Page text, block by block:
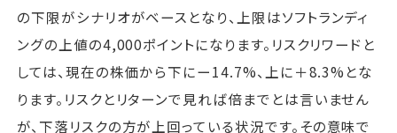
の下限がシナリオがベースとなり、上限はソフトランディ
ングの上値の4,000ポイントになります。リスクリワードと
しては、現在の株価から下にー14.7%、上に＋8.3%とな
ります。リスクとリターンで見れば倍までとは言いません
が、下落リスクの方が上回っている状況です。その意味で